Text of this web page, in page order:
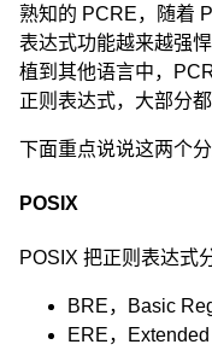
熟知的 PCRE，随着
表达式功能越来越强
植到其他语言中，
正则表达式，大部分
下面重点说说这两个分
POSIX
POSIX 把正则表达式
BRE，Basic
ERE，